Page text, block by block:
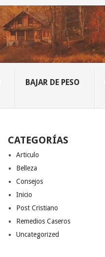
BAJAR DE PESO
CATEGORÍAS
Articulo
Belleza
Consejos
Inicio
Post Cristiano
Remedios Caseros
Uncategorized